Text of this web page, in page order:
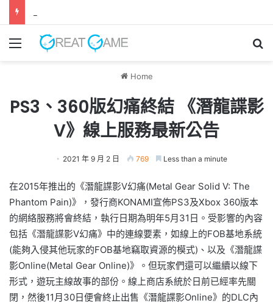
Menu
Home
PS3、360版幻痛終結 《潛龍諜影
V》線上服務最新公告
2021 年 9 月 2 日 769 Less than a minute
在2015年推出的《潛龍諜影V幻痛(Metal Gear Solid V: The
Phantom Pain)》，發行商KONAMI宣佈PS3及Xbox 360版本
的網絡服務將會終結，執行日期為明年5月31日。受影響的內容
包括《潛龍諜影V幻痛》中的連線要素，如線上的FOB基地系統
(能夠入侵其他玩家的FOB基地竊取資源的模式)、以及《潛龍諜
影Online(Metal Gear Online)》。但玩家們還可以繼續以線下
形式，遊玩主線故事的部份。線上商店系統於日前已經率先關
閉，然後11月30日便會終止出售《潛龍諜影Online》的DLC內